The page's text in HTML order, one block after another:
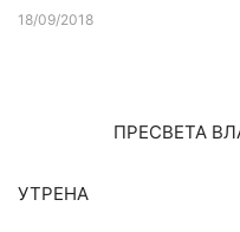
18/09/2018
ПРЕСВЕТА
УТРЕНА